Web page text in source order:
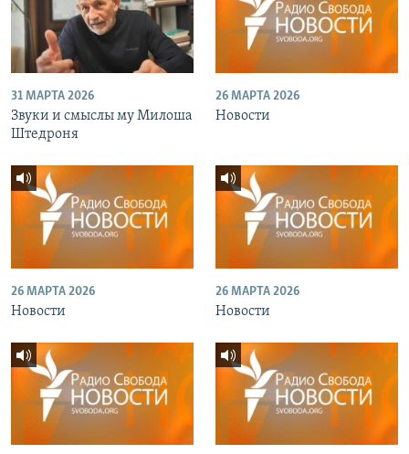
31 МАРТА 2026
Звуки и смыслы му Милоша
Штедроня
26 МАРТА 2026
Новости
26 МАРТА 2026
Новости
26 МАРТА 2026
Новости